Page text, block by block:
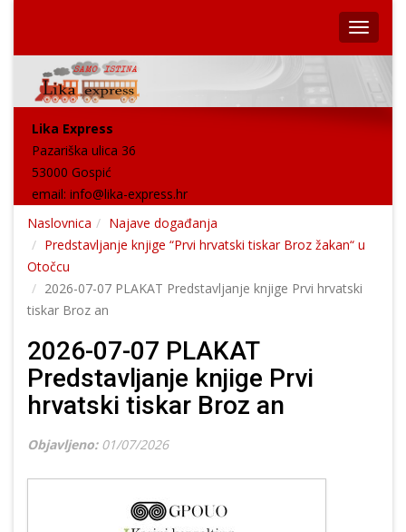
Lika Express
Pazariška ulica 36
53000 Gospić
email: info@lika-express.hr
Naslovnica
Najave događanja
Predstavljanje knjige “Prvi hrvatski tiskar Broz žakan“ u
Otočcu
2026-07-07 PLAKAT Predstavljanje knjige Prvi hrvatski
tiskar Broz an
2026-07-07 PLAKAT
Predstavljanje knjige Prvi
hrvatski tiskar Broz an
Objavljeno: 01/07/2026